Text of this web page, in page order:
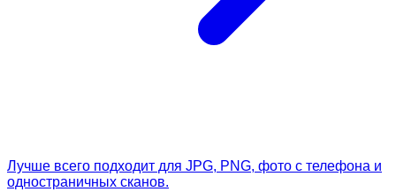
Лучше всего подходит для JPG, PNG, фото с телефона и
одностраничных сканов.